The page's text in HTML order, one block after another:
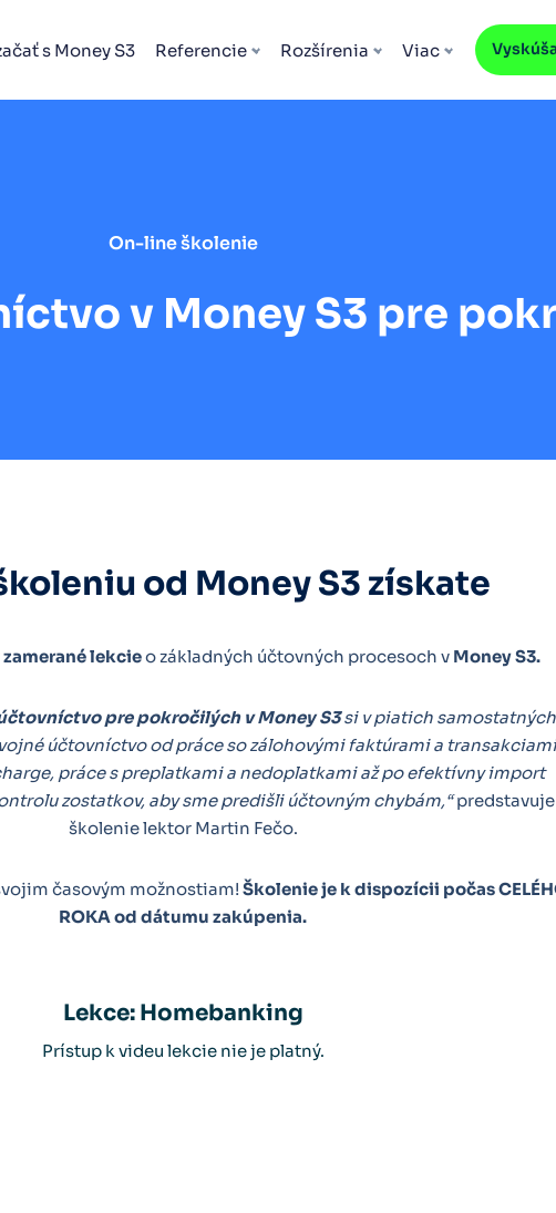
s Money S3 Referencie Rozšírenia Viac
On-line školenie
v Money S3 pre
od Money S3 získate
lekcieo základných účtovných procesoch v Money S3.
pre pokročilých v Money S3si v piatich samostatných
účtovníctvo od práce so zálohovými faktúrami a
práce s preplatkami a nedoplatkami až po efektívny import
zostatkov, aby sme predišli účtovným chybám,“predstavuje
školenie lektor Martin Fečo.
časovým možnostiam! Školenie je k dispozícii počas
ROKA od dátumu zakúpenia.
Lekce: Homebanking
Prístup k videu lekcie nie je platný.